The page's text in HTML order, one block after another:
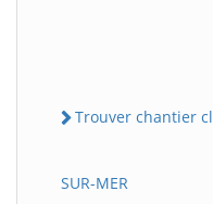
Trouver chantier
SUR-MER